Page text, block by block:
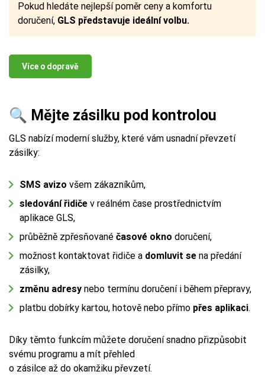
Pokud hledáte nejlepší poměr ceny a komfortu
doručení, GLS představuje ideální volbu.
Více o dopravě
🔍 Mějte zásilku pod kontrolou
GLS nabízí moderní služby, které vám usnadní převzetí
zásilky:
SMS avizo všem zákazníkům,
sledování řidiče v reálném čase prostřednictvím
aplikace GLS,
průběžně zpřesňované časové okno doručení,
možnost kontaktovat řidiče a domluvit se na předání
zásilky,
změnu adresy nebo termínu doručení i během přepravy,
platbu dobírky kartou, hotově nebo přímo přes aplikaci.
Díky těmto funkcím můžete doručení snadno přizpůsobit
svému programu a mít přehled
o zásilce až do okamžiku převzetí.